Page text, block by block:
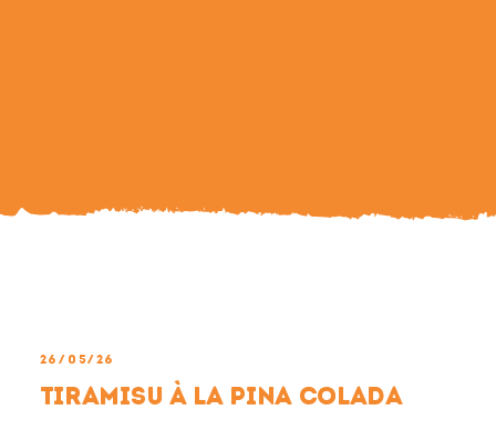
26/05/26
Tiramisu à la pina colada